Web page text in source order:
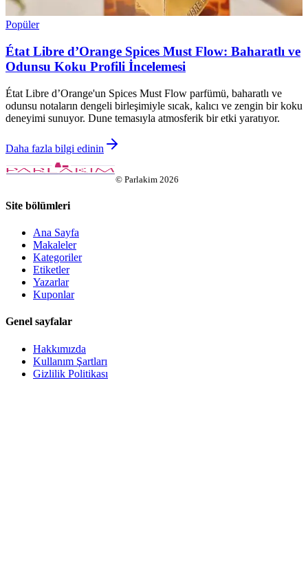
Popüler
État Libre d’Orange Spices Must Flow: Baharatlı ve
Odunsu Koku Profili İncelemesi
État Libre d’Orange'un Spices Must Flow parfümü, baharatlı ve
odunsu notaların dengeli birleşimiyle sıcak, kalıcı ve zengin bir koku
deneyimi sunuyor. Dune temasıyla atmosferik bir etki yaratıyor.
Daha fazla bilgi edinin
© Parlakim 2026
Site bölümleri
Ana Sayfa
Makaleler
Kategoriler
Etiketler
Yazarlar
Kuponlar
Genel sayfalar
Hakkımızda
Kullanım Şartları
Gizlilik Politikası